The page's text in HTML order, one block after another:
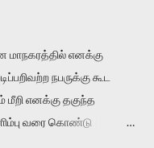
மாநகரத்தில் எனக்கு
நபருக்கு கூட
மீறி எனக்கு தகுந்த
வரை கொண்டு